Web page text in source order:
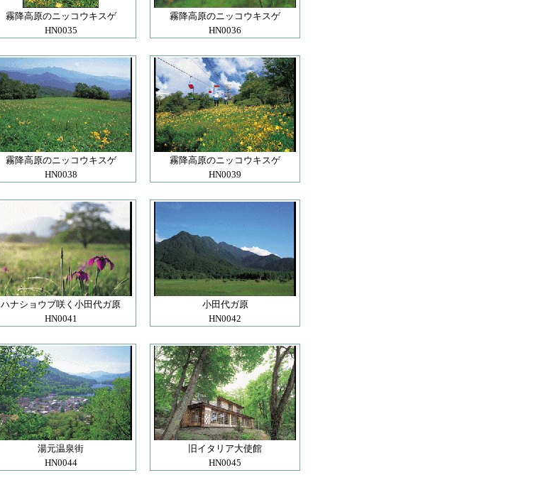
霧降高原のニッコウキスゲ
HN0035
霧降高原のニッコウキスゲ
HN0036
霧降高原のニッコウキスゲ
HN0038
霧降高原のニッコウキスゲ
HN0039
ハナショウブ咲く小田代ガ原
HN0041
小田代ガ原
HN0042
湯元温泉街
HN0044
旧イタリア大使館
HN0045